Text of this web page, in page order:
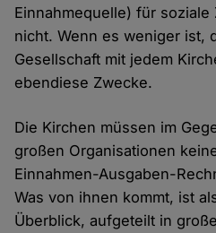
Einnahmequelle) für
nicht. Wenn es weniger ist,
Gesellschaft mit jedem
ebendiese Zwecke.
Die Kirchen müssen im
großen Organisationen
Einnahmen-Ausgaben-
Was von ihnen kommt, ist
Überblick, aufgeteilt in